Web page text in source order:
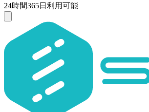
24時間365日利用可能